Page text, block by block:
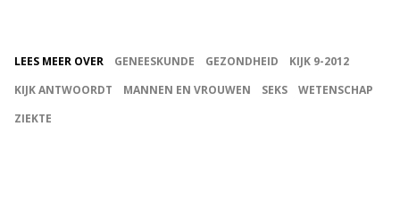
LEES MEER OVER GENEESKUNDE GEZONDHEID
KIJK 9-2012
KIJK ANTWOORDT
MANNEN EN VROUWEN SEKS
WETENSCHAP
ZIEKTE